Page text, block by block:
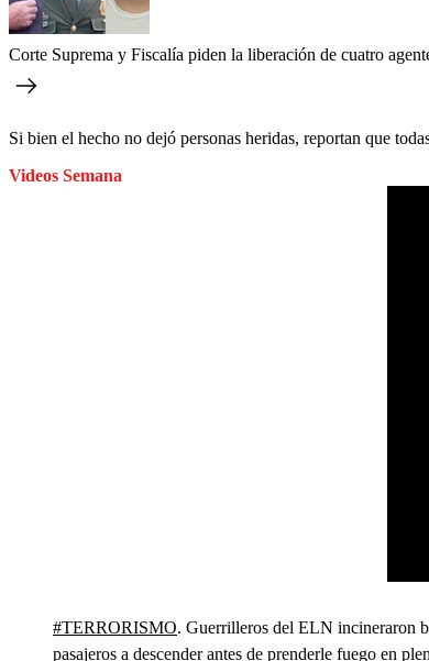
Corte Suprema y Fiscalía piden la liberación de cuatro
Si bien el hecho no dejó personas heridas, reportan que
Videos Semana
#TERRORISMO. Guerrilleros del ELN incineraron
pasajeros a descender antes de prenderle fuego en